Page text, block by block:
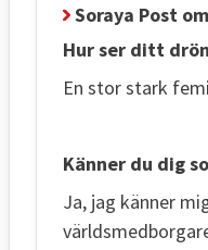
Soraya Post
Hur ser ditt
En stor stark
Känner du dig
Ja, jag känner